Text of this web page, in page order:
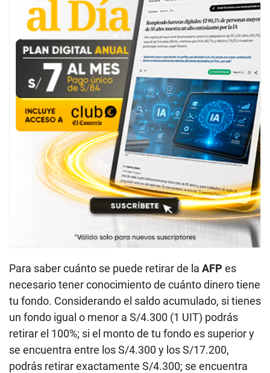
Para saber cuánto se puede retirar de la AFP es
necesario tener conocimiento de cuánto dinero tiene
tu fondo. Considerando el saldo acumulado, si tienes
un fondo igual o menor a S/4.300 (1 UIT) podrás
retirar el 100%; si el monto de tu fondo es superior y
se encuentra entre los S/4.300 y los S/17.200,
podrás retirar exactamente S/4.300; se encuentra